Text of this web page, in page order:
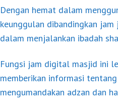
Dengan hemat dalam
keunggulan dibandingkan
dalam menjalankan ibadah
Fungsi jam digital masjid ini
memberikan informasi
mengumandakan adzan dan